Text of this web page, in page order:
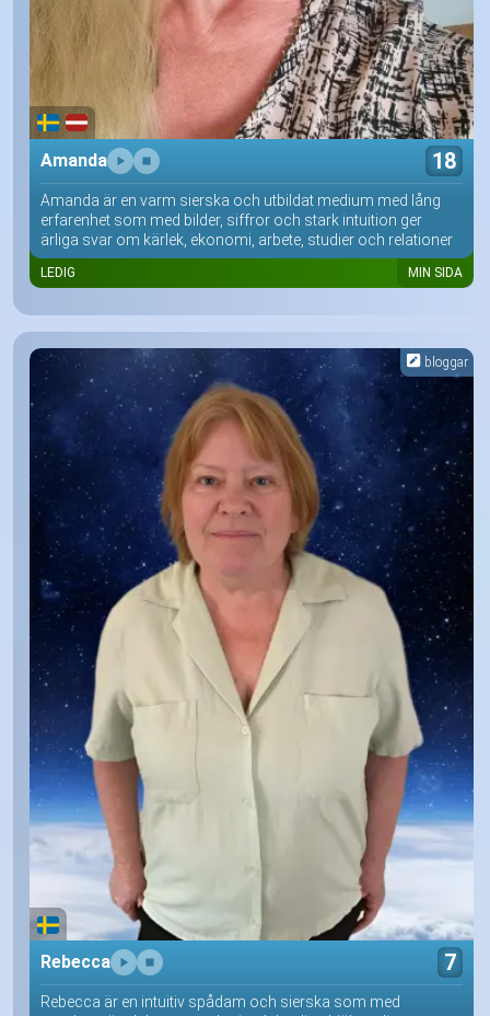
Amanda 18
Amanda är en varm sierska och utbildat medium med lång
erfarenhet som med bilder, siffror och stark intuition ger
ärliga svar om kärlek, ekonomi, arbete, studier och relationer
LEDIG MIN SIDA
bloggar
Rebecca 7
Rebecca är en intuitiv spådam och sierska som med